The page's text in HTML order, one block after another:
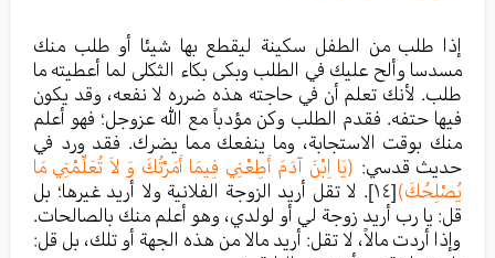
إذا طلب من الطفل سكينة ليقطع بها شيئا أو طلب منك
مسدسا وألح عليك في الطلب وبكى بكاء الثكلى لما أعطيته ما
طلب. لأنك تعلم أن في حاجته هذه ضرره لا نفعه، وقد يكون
فيها حتفه. فقدم الطلب وكن مؤدباً مع الله عزوجل؛ فهو أعلم
منك بوقت الاستجابة، وما ينفعك مما يضرك. فقد ورد في
حديث قدسي: (يَا اِبْنَ آدَمَ أَطِعْنِي فِيمَا أَمَرْتُكَ وَ لاَ تُعَلِّمْنِي مَا
يُصْلِحُكَ)[١٤]
. لا تقل أريد الزوجة الفلانية ولا أريد غيرها؛ بل
قل: يا رب أريد زوجة لي أو لولدي، وهو أعلم منك بالصالحات.
وإذا أردت مالاً، لا تقل: أريد مالا من هذه الجهة أو تلك، بل قل: